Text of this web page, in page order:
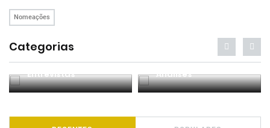
Nomeações
Categorias
Entrevistas Análises